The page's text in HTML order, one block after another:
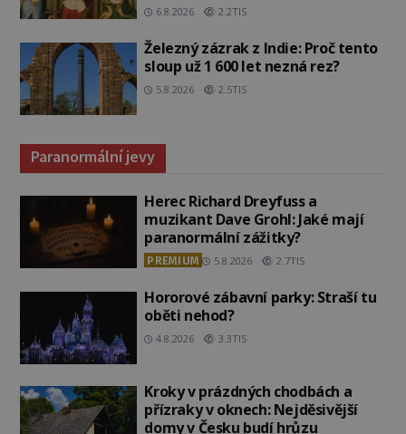
6.8.2026 2.2TIS
Železný zázrak z Indie: Proč tento
sloup už 1 600 let nezná rez?
5.8.2026 2.5TIS
Paranormální jevy
Herec Richard Dreyfuss a
muzikant Dave Grohl: Jaké mají
paranormální zážitky?
PREMIUM 5.8.2026 2.7TIS
Hororové zábavní parky: Straší tu
oběti nehod?
4.8.2026 3.3TIS
Kroky v prázdných chodbách a
přízraky v oknech: Nejděsivější
domy v Česku budí hrůzu